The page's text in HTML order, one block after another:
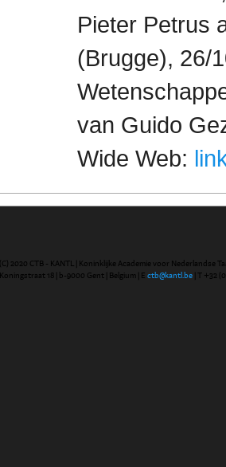
Pieter Petrus
(Brugge), 26/
van Guido
Wide Web:
(C) 2020 CTB - KANTL | Koninklijke Academie voor Nederlandse
Koningstraat 18 | b-9000 Gent | Belgium | E ctb@kantl.be | T +32